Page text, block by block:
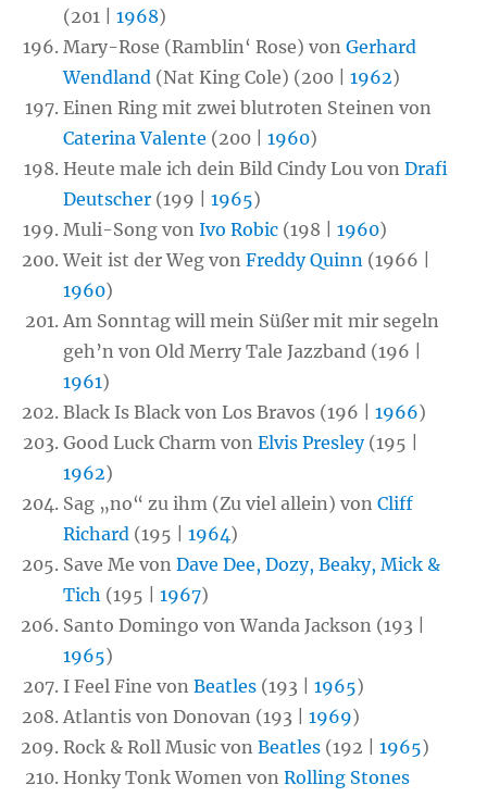
(201 |1968)
Mary-Rose (Ramblin‘ Rose) vonGerhard
Wendland (Nat King Cole) (200 |1962)
Einen Ring mit zwei blutroten Steinen von
Caterina Valente (200 |1960)
Heute male ich dein Bild Cindy Lou vonDrafi
Deutscher (199 |1965)
Muli-Song vonIvo Robic (198 |1960)
Weit ist der Weg vonFreddy Quinn (1966 |
1960)
Am Sonntag will mein Süßer mit mir segeln
geh’n von Old Merry Tale Jazzband (196 |
1961)
Black Is Black von Los Bravos (196 |1966)
Good Luck Charm vonElvis Presley(195 |
1962)
Sag „no“ zu ihm (Zu viel allein) vonCliff
Richard (195 |1964)
Save Me vonDave Dee, Dozy, Beaky, Mick &
Tich (195 |1967)
Santo Domingo von Wanda Jackson (193 |
1965)
I Feel Fine vonBeatles (193 |1965)
Atlantis von Donovan (193 |1969)
Rock & Roll Music vonBeatles (192 |1965)
Honky Tonk Women vonRolling Stones